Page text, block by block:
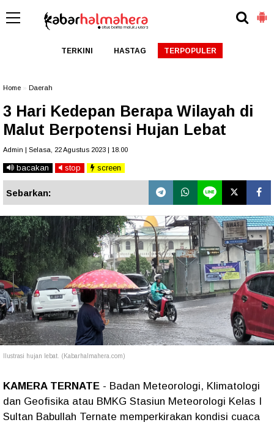
TERKINI HASTAG TERPOPULER
Home Daerah
3 Hari Kedepan Berapa Wilayah di
Malut Berpotensi Hujan Lebat
Admin | Selasa, 22 Agustus 2023 | 18.00
bacakan stop screen
Sebarkan:
Ilustrasi hujan lebat. (Kabarhalmahera.com)
KAMERA TERNATE - Badan Meteorologi, Klimatologi
dan Geofisika atau BMKG Stasiun Meteorologi Kelas I
Sultan Babullah Ternate memperkirakan kondisi cuaca